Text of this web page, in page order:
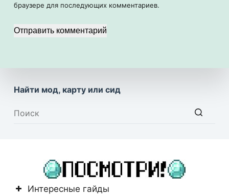
браузере для последующих комментариев.
Отправить комментарий
Найти мод, карту или сид
Интересные гайды